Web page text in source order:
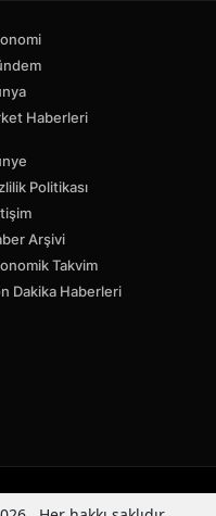
Haberleri
Politikası
Arşivi
Takvim
Dakika Haberleri